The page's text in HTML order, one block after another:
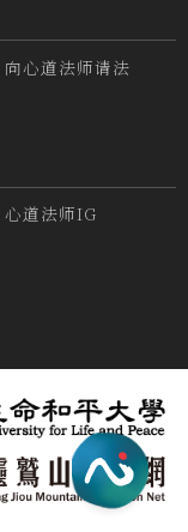
向心道法师请法
心道法师IG